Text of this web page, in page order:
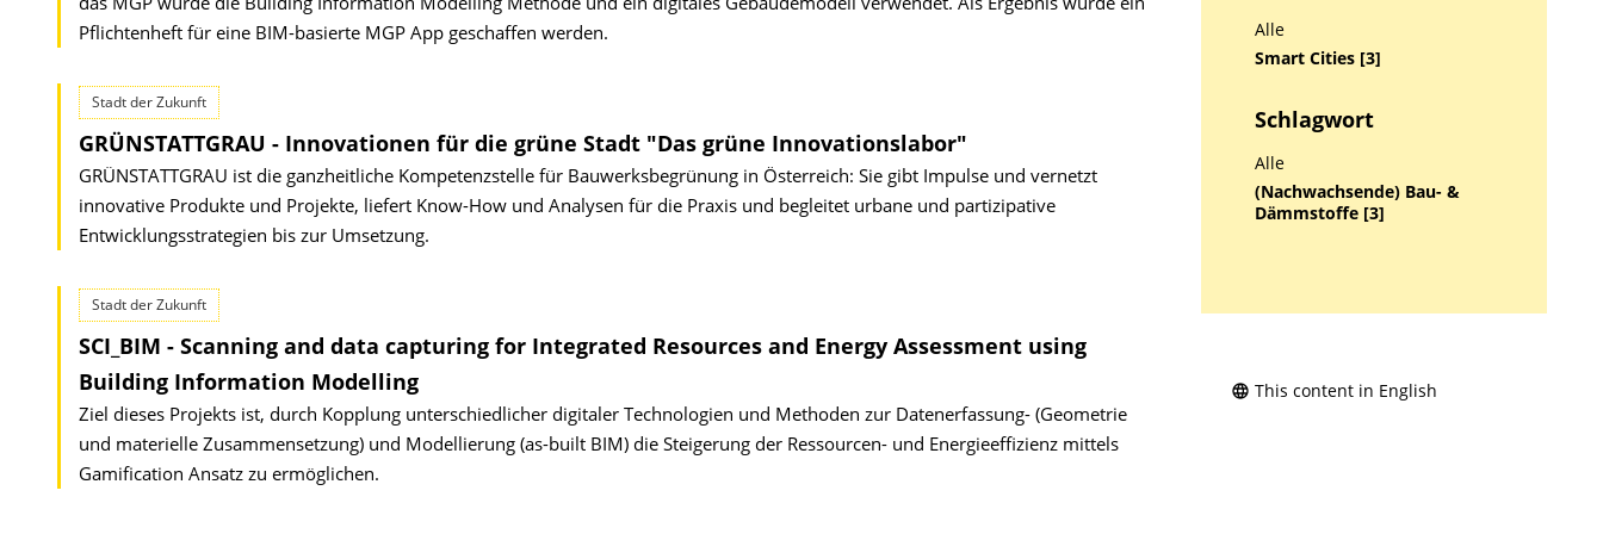
Pflichtenheft für eine BIM-basierte MGP App geschaffen werden.
Stadt der Zukunft
GRÜNSTATTGRAU - Innovationen für die grüne Stadt "Das grüne Innovationslabor"
GRÜNSTATTGRAU ist die ganzheitliche Kompetenzstelle für Bauwerksbegrünung in Österreich: Sie gibt Impulse und vernetzt
innovative Produkte und Projekte, liefert Know-How und Analysen für die Praxis und begleitet urbane und partizipative
Entwicklungsstrategien bis zur Umsetzung.
Stadt der Zukunft
SCI_BIM - Scanning and data capturing for Integrated Resources and Energy Assessment using
Building Information Modelling
Ziel dieses Projekts ist, durch Kopplung unterschiedlicher digitaler Technologien und Methoden zur Datenerfassung- (Geometrie
und materielle Zusammensetzung) und Modellierung (as-built BIM) die Steigerung der Ressourcen- und Energieeffizienz mittels
Gamification Ansatz zu ermöglichen.
Alle
Smart Cities [3]
Schlagwort
Alle
(Nachwachsende) Bau- &
Dämmstoffe [3]
This content in English